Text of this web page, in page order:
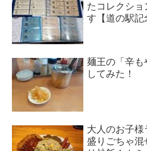
たコレクショ
す【道の駅記
麺王の「辛も
してみた！
大人のお子様
盛りごちゃ混